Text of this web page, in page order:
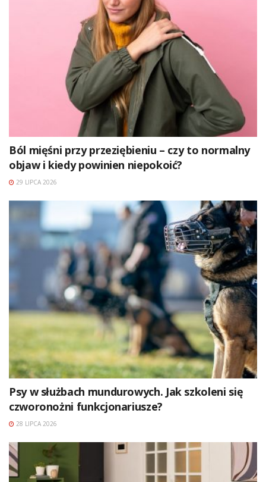
Ból mięśni przy przeziębieniu – czy to normalny
objaw i kiedy powinien niepokoić?
29 LIPCA 2026
Psy w służbach mundurowych. Jak szkoleni się
czworonożni funkcjonariusze?
28 LIPCA 2026